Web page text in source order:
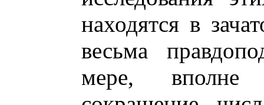
находятся в
весьма
мере, вполне